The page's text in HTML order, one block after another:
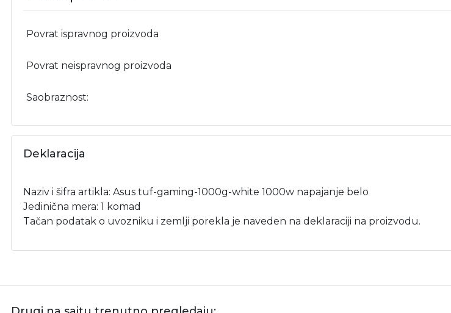
Povrat ispravnog proizvoda
Povrat neispravnog proizvoda
Saobraznost:
Deklaracija
Naziv i šifra artikla: Asus tuf-gaming-1000g-white 1000w napajanje belo
Jedinična mera: 1 komad
Tačan podatak o uvozniku i zemlji porekla je naveden na deklaraciji na proizvodu.